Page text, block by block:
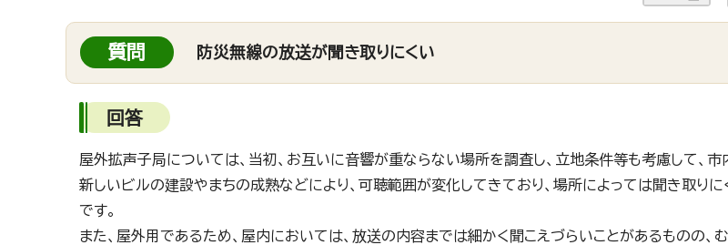
質問 防災無線の放送が聞き取りにくい
回答
屋外拡声子局については、当初、お互いに音響が重ならない場所を調査し、立地条件等も考慮して、市
新しいビルの建設やまちの成熟などにより、可聴範囲が変化してきており、場所によっては聞き取り
です。
また、屋外用であるため、屋内においては、放送の内容までは細かく聞こえづらいことがあるものの、